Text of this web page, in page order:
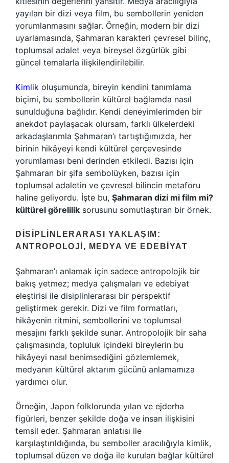
yayılan bir dizi veya film, bu sembollerin yeniden
yorumlanmasını sağlar. Örneğin, modern bir dizi
uyarlamasında, Şahmaran karakteri çevresel bilinç,
toplumsal adalet veya bireysel özgürlük gibi
güncel temalarla ilişkilendirilebilir.
Kimlik oluşumunda, bireyin kendini tanımlama
biçimi, bu sembollerin kültürel bağlamda nasıl
sunulduğuna bağlıdır. Kendi deneyimlerimden bir
anekdot paylaşacak olursam, farklı ülkelerdeki
arkadaşlarımla Şahmaran’ı tartıştığımızda, her
birinin hikâyeyi kendi kültürel çerçevesinde
yorumlaması beni derinden etkiledi. Bazısı için
Şahmaran bir şifa sembolüyken, bazısı için
toplumsal adaletin ve çevresel bilincin metaforu
haline geliyordu. İşte bu, Şahmaran dizi mi film mi?
kültürel görelilik sorusunu somutlaştıran bir örnek.
DISIPLINLERARASI YAKLAŞIM:
ANTROPOLOJI, MEDYA VE EDEBIYAT
Şahmaran’ı anlamak için sadece antropolojik bir
bakış yetmez; medya çalışmaları ve edebiyat
eleştirisi ile disiplinlerarası bir perspektif
geliştirmek gerekir. Dizi ve film formatları,
hikâyenin ritmini, sembollerini ve toplumsal
mesajını farklı şekilde sunar. Antropolojik bir saha
çalışmasında, topluluk içindeki bireylerin bu
hikâyeyi nasıl benimsediğini gözlemlemek,
medyanın kültürel aktarım gücünü anlamamıza
yardımcı olur.
Örneğin, Japon folklorunda yılan ve ejderha
figürleri, benzer şekilde doğa ve insan ilişkisini
temsil eder. Şahmaran anlatısı ile
karşılaştırıldığında, bu semboller aracılığıyla kimlik,
toplumsal düzen ve doğa ile kurulan bağlar kültürel